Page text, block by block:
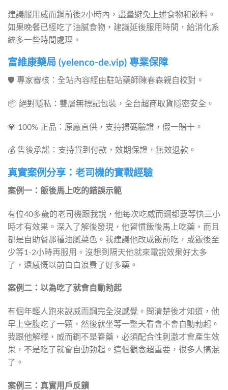
建議服用威而鋼前後2小時內，盡量避免上述食物和飲料。
如果晚餐已經吃了油膩食物，建議延後服用時間，給消化系
統多一些時間處理。
富維康藥局 (yelenco-de.vip) 專業保障
🛡️ 專家審核：全站內容經由駐站藥師陳春森親自校對。
📦 絕對隱私：雙層無標記包裝，全台超商取貨隱密安全。
💎 100% 正品：原廠直供，支持掃碼驗證，假一賠十。
💰 售後承諾：支持貨到付款，效期保證，無效退款。
真實案例分享：老司機的實戰經驗
案例一：飯後馬上吃的錯誤示範
有位40多歲的老司機跟我說，他每次吃威而鋼都要等快三小
時才有效果。深入了解後發現，他習慣飯後馬上吃藥，而且
都是自助餐那種油膩菜色。我建議他改成飯前吃，或飯後至
少等1-2小時再服用。沒想到隔天他就來電說效果好太多
了，還感慨以前白白浪費了好多藥。
案例二：以為吃了就會自動勃起
有個年輕人跑來說威而鋼完全沒感覺。問清楚後才知道，他
早上空腹吃了一顆，然後就坐等一整天看會不會自動勃起。
我跟他解釋，威而鋼不是春藥，必須配合性刺激才會產生效
果，不是吃了就會自動勃起。這個觀念超重要，很多人搞混
了。
案例三：真實用戶反饋